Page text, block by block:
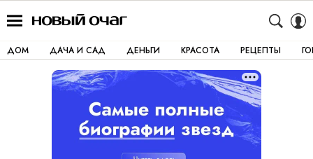
ДОМ ДАЧА И САД ДЕНЬГИ КРАСОТА РЕЦЕПТЫ